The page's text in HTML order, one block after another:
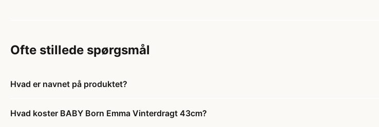
Ofte stillede spørgsmål
Hvad er navnet på produktet?
Hvad koster BABY Born Emma Vinterdragt 43cm?